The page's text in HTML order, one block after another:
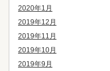
2020年1月
2019年12月
2019年11月
2019年10月
2019年9月